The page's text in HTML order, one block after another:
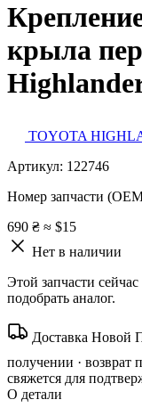
крыла
TOYOTA
Артикул: 122746
Номер запчасти
690 ₴ ≈ $15
Нет в наличии
Этой запчасти
подобрать аналог.
Доставка Новой
получении · возврат
свяжется для
О детали